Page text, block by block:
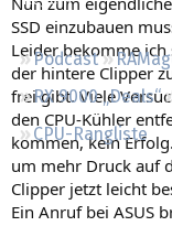
Podcast
RX 9000 „Deals“
CPU-Rangliste
SSD einzubauen
Leider bekomme ich
der hintere Clipper
frei gibt. Viele
den CPU-Kühler
kommen, kein
um mehr Druck auf
Clipper jetzt leicht
Ein Anruf bei ASUS